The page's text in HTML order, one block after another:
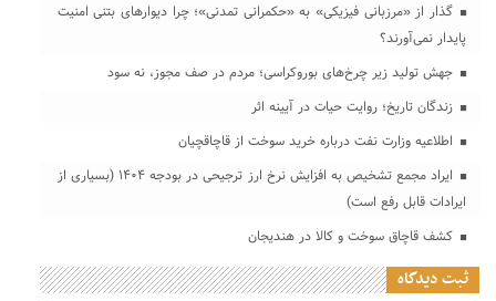
گذار از «مرزبانی فیزیکی» به «حکمرانی تمدنی»؛ چرا دیوارهای بتنی امنیت
پایدار نمی‌آورند؟
جهش تولید زیر چرخ‌های بوروکراسی؛ مردم در صف مجوز، نه سود
زندگان تاریخ؛ روایت حیات در آیینه اثر
اطلاعیه وزارت نفت درباره خرید سوخت از قاچاقچیان
ایراد مجمع تشخیص به افزایش نرخ ارز ترجیحی در بودجه ۱۴۰۴ (بسیاری از
ایرادات قابل رفع است)
کشف قاچاق سوخت و کالا در هندیجان
ثبت دیدگاه